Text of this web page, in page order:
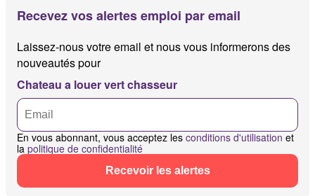
Recevez vos alertes emploi par email
Laissez-nous votre email et nous vous informerons des
nouveautés pour
Chateau a louer vert chasseur
En vous abonnant, vous acceptez les conditions d'utilisation et
la politique de confidentialité
Recevoir les alertes